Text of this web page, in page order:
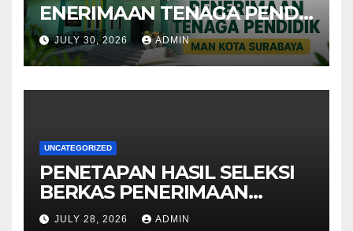
ENERIMAAN TENAGA PENDI
DIK MAN KOTA SURABAYA
JULY 30, 2026 ADMIN
UNCATEGORIZED
PENETAPAN HASIL SELEKSI
BERKAS PENERIMAAN
TENAGA PENDIDIKMAN
JULY 28, 2026 ADMIN